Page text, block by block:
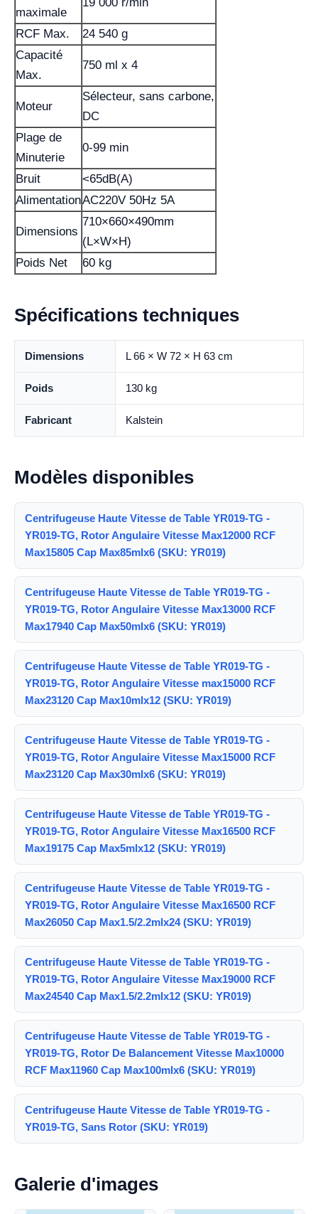
maximale
RCF Max.
24 540 g
Capacité
Max.
750 ml x 4
Moteur
Sélecteur, sans carbone,
DC
Plage de
Minuterie
0-99 min
Bruit
<65dB(A)
AlimentationAC220V 50Hz 5A
Dimensions
710×660×490mm
(L×W×H)
Poids Net
60 kg
Spécifications techniques
Dimensions L 66 × W 72 × H 63 cm
Poids 130 kg
Fabricant Kalstein
Modèles disponibles
Centrifugeuse Haute Vitesse de Table YR019-TG -
YR019-TG, Rotor Angulaire Vitesse Max12000 RCF
Max15805 Cap Max85mlx6 (SKU: YR019)
Centrifugeuse Haute Vitesse de Table YR019-TG -
YR019-TG, Rotor Angulaire Vitesse Max13000 RCF
Max17940 Cap Max50mlx6 (SKU: YR019)
Centrifugeuse Haute Vitesse de Table YR019-TG -
YR019-TG, Rotor Angulaire Vitesse max15000 RCF
Max23120 Cap Max10mlx12 (SKU: YR019)
Centrifugeuse Haute Vitesse de Table YR019-TG -
YR019-TG, Rotor Angulaire Vitesse Max15000 RCF
Max23120 Cap Max30mlx6 (SKU: YR019)
Centrifugeuse Haute Vitesse de Table YR019-TG -
YR019-TG, Rotor Angulaire Vitesse Max16500 RCF
Max19175 Cap Max5mlx12 (SKU: YR019)
Centrifugeuse Haute Vitesse de Table YR019-TG -
YR019-TG, Rotor Angulaire Vitesse Max16500 RCF
Max26050 Cap Max1.5/2.2mlx24 (SKU: YR019)
Centrifugeuse Haute Vitesse de Table YR019-TG -
YR019-TG, Rotor Angulaire Vitesse Max19000 RCF
Max24540 Cap Max1.5/2.2mlx12 (SKU: YR019)
Centrifugeuse Haute Vitesse de Table YR019-TG -
YR019-TG, Rotor De Balancement Vitesse Max10000
RCF Max11960 Cap Max100mlx6 (SKU: YR019)
Centrifugeuse Haute Vitesse de Table YR019-TG -
YR019-TG, Sans Rotor (SKU: YR019)
Galerie d'images